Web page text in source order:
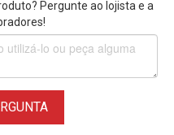
à medida que
e a câmera
Pergunte ao lojista e a